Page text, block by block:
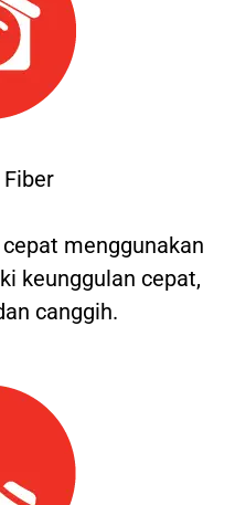
menggunakan
keunggulan cepat,
canggih.